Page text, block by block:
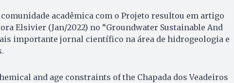
acadêmica com o Projeto resultou em artigo
Elsivier (Jan/2022) no “Groundwater Sustainable And
importante jornal científico na área de hidrogeologia e
and age constraints of the Chapada dos Veadeiros